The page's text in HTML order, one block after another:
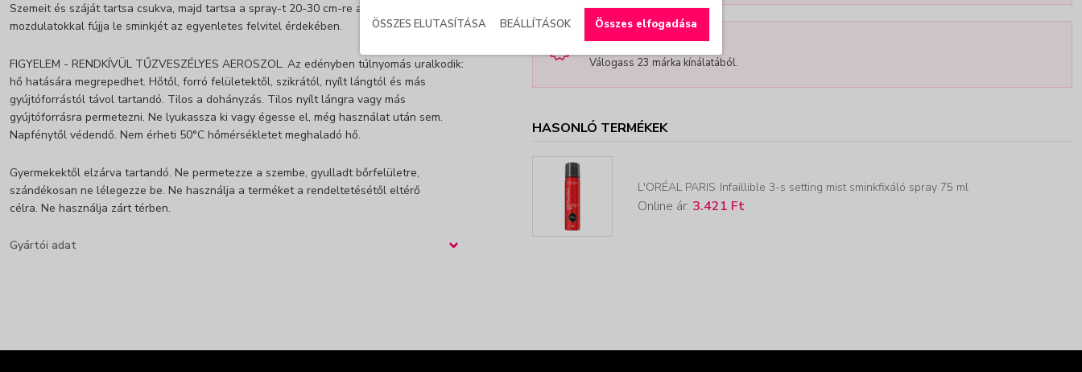
Szemeit és száját tartsa csukva, majd tartsa a spray-t 20-30 cm-re arcától és körökörös
mozdulatokkal fújja le sminkjét az egyenletes felvitel érdekében.
FIGYELEM - RENDKÍVÜL TŰZVESZÉLYES AEROSZOL. Az edényben túlnyomás uralkodik:
hő hatására megrepedhet. Hőtől, forró felületektől, szikrától, nyílt lángtól és más
gyújtóforrástól távol tartandó. Tilos a dohányzás. Tilos nyílt lángra vagy más
gyújtóforrásra permetezni. Ne lyukassza ki vagy égesse el, még használat után sem.
Napfénytől védendő. Nem érheti 50°C hőmérsékletet meghaladó hő.
Gyermekektől elzárva tartandó. Ne permetezze a szembe, gyulladt bőrfelületre,
szándékosan ne lélegezze be. Ne használja a terméket a rendeltetésétől eltérő
célra. Ne használja zárt térben.
Gyártói adat ›
SUMMER SALE 25-40%
Válogass 23 márka kínálatából.
HASONLÓ TERMÉKEK
L'ORÉAL PARIS Infaillible 3-s setting mist sminkfixáló spray 75 ml
Online ár: 3.421 Ft
ÖSSZES ELUTASÍTÁSA BEÁLLÍTÁSOK Összes elfogadása